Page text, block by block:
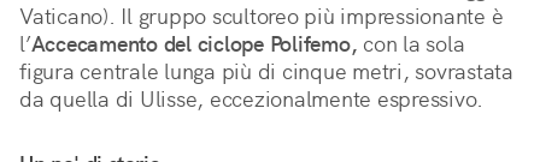
Vaticano). Il gruppo scultoreo più impressionante è
l’Accecamento del ciclope Polifemo, con la sola
figura centrale lunga più di cinque metri, sovrastata
da quella di Ulisse, eccezionalmente espressivo.